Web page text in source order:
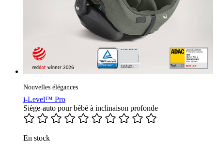
Nouvelles élégances
i-Level™ Pro
Siège-auto pour bébé à inclinaison profonde
En stock